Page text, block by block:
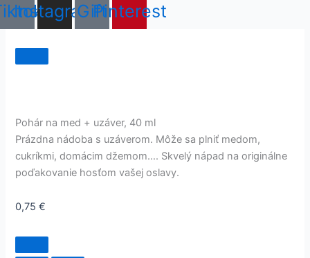
Instagram
GiftPinterest
Pohár na med + uzáver, 40 ml
Prázdna nádoba s uzáverom. Môže sa plniť medom,
cukríkmi, domácim džemom…. Skvelý nápad na originálne
poďakovanie hosťom vašej oslavy.
0,75€